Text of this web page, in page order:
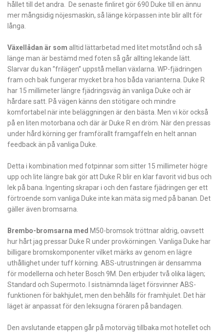
hållet till det andra. De senaste finliret gör 690 Duke till en ännu
mer mångsidig nöjesmaskin, så länge körpassen inte blir allt för
långa.
Växellådan är som alltid lättarbetad med litet motstånd och så
länge man är bestämd med foten så går allting lekande lätt.
Slarvar du kan ”frilägen” uppstå mellan växlarna. WP-fjädringen
fram och bak fungerar mycket bra hos båda varianterna. Duke R
har 15 millimeter längre fjädringsväg än vanliga Duke och är
hårdare satt. På vägen känns den stötigare och mindre
komfortabel när inte beläggningen är den bästa. Men vi kör också
på en liten motorbana och där är Duke R en dröm. När den pressas
under hård körning ger framförallt framgaffeln en helt annan
feedback än på vanliga Duke.
Detta i kombination med fotpinnar som sitter 15 millimeter högre
upp och lite längre bak gör att Duke R blir en klar favorit vid bus och
lek på bana. Ingenting skrapar i och den fastare fjädringen ger ett
förtroende som ­vanliga Duke inte kan mäta sig med på ­banan. Det
gäller även bromsarna.
Brembo-bromsarna med M50-bromsok tröttnar aldrig, oavsett
hur hårt jag pressar Duke R under provkörningen. Vanliga Duke har
billigare bromskomponenter vilket märks av genom en lägre
uthållighet under tuff körning. ABS-utrustningen är densamma
för modellerna och heter Bosch 9M. Den erbjuder två olika lägen;
Standard och ­Supermoto. I sistnämnda läget försvinner ABS-
funktionen för bakhjulet, men ­den ­behålls för framhjulet. Det här
läget är anpassat för den leksugna föraren på bandagen.
Den avslutande etappen går på motorväg tillbaka mot hotellet och